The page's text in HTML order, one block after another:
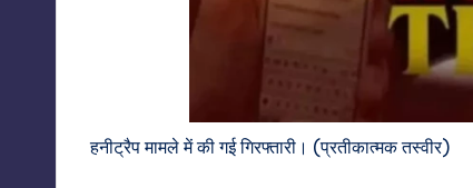
हनीट्रैप मामले में की गई गिरफ्तारी। (प्रतीकात्मक तस्वीर)